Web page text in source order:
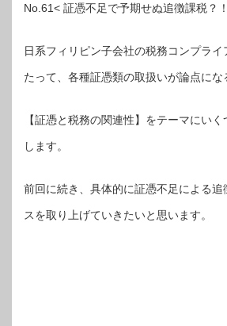
No.61< 証憑不足で予期せぬ追徴課税？
日系フィリピン子会社の税務コンプラ
たって、各種証憑類の取扱いが論点にな
【証憑と税務の関連性】をテーマにい
します。
前回に続き、具体的に証憑不足による追
スを取り上げていきたいと思います。